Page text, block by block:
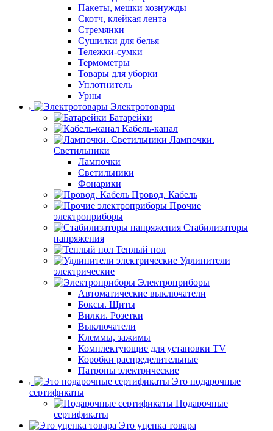
Пакеты, мешки хознужды
Скотч, клейкая лента
Стремянки
Сушилки для белья
Тележки-сумки
Термометры
Товары для уборки
Уплотнитель
Урны
Электротовары
Батарейки
Кабель-канал
Лампочки.
Светильники
Лампочки
Светильники
Фонарики
Провод. Кабель
Прочие
электроприборы
Стабилизаторы
напряжения
Теплый пол
Удлинители
электрические
Электроприборы
Автоматические выключатели
Боксы. Щиты
Вилки. Розетки
Выключатели
Клеммы, зажимы
Комплектующие для установки TV
Коробки распределительные
Патроны электрические
Это подарочные
сертификаты
Подарочные
сертификаты
Это уценка товара